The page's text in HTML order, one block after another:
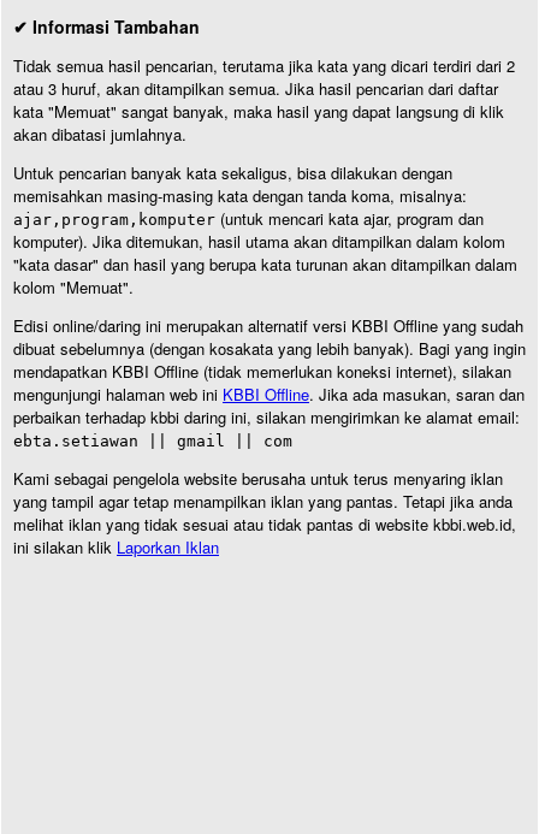
✔ Informasi Tambahan
Tidak semua hasil pencarian, terutama jika kata yang dicari terdiri dari 2
atau 3 huruf, akan ditampilkan semua. Jika hasil pencarian dari daftar
kata "Memuat" sangat banyak, maka hasil yang dapat langsung di klik
akan dibatasi jumlahnya.
Untuk pencarian banyak kata sekaligus, bisa dilakukan dengan
memisahkan masing-masing kata dengan tanda koma, misalnya:
ajar,program,komputer (untuk mencari kata ajar, program dan
komputer). Jika ditemukan, hasil utama akan ditampilkan dalam kolom
"kata dasar" dan hasil yang berupa kata turunan akan ditampilkan dalam
kolom "Memuat".
Edisi online/daring ini merupakan alternatif versi KBBI Offline yang sudah
dibuat sebelumnya (dengan kosakata yang lebih banyak). Bagi yang ingin
mendapatkan KBBI Offline (tidak memerlukan koneksi internet), silakan
mengunjungi halaman web ini KBBI Offline. Jika ada masukan, saran dan
perbaikan terhadap kbbi daring ini, silakan mengirimkan ke alamat email:
ebta.setiawan || gmail || com
Kami sebagai pengelola website berusaha untuk terus menyaring iklan
yang tampil agar tetap menampilkan iklan yang pantas. Tetapi jika anda
melihat iklan yang tidak sesuai atau tidak pantas di website kbbi.web.id,
ini silakan klik Laporkan Iklan